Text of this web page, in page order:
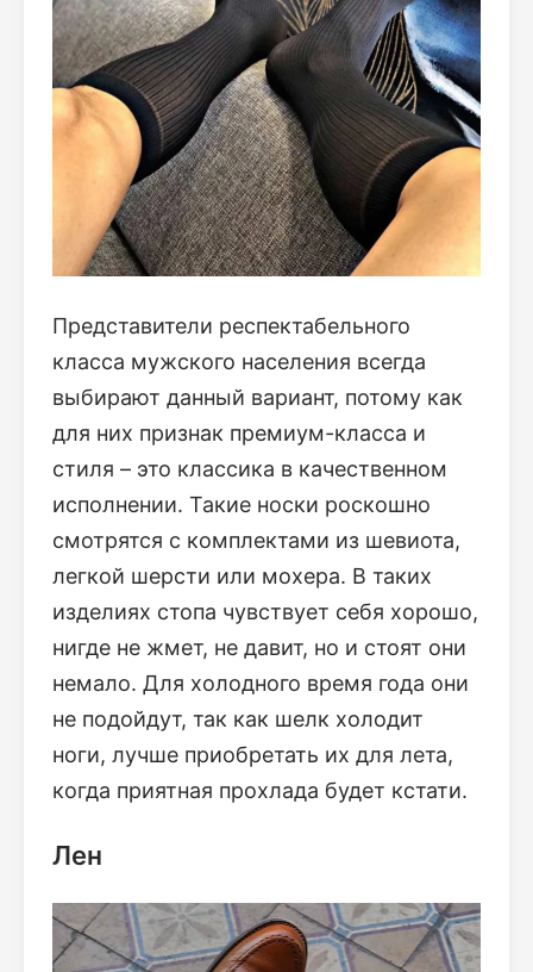
Представители респектабельного
класса мужского населения всегда
выбирают данный вариант, потому как
для них признак премиум-класса и
стиля – это классика в качественном
исполнении. Такие носки роскошно
смотрятся с комплектами из шевиота,
легкой шерсти или мохера. В таких
изделиях стопа чувствует себя хорошо,
нигде не жмет, не давит, но и стоят они
немало. Для холодного время года они
не подойдут, так как шелк холодит
ноги, лучше приобретать их для лета,
когда приятная прохлада будет кстати.
Лен